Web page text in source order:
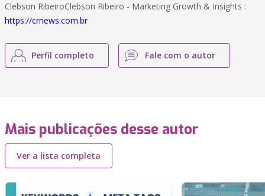
Clebson RibeiroClebson Ribeiro - Marketing Growth & Insights :
https://crnews.com.br
Perfil completo Fale com o autor
Mais publicações desse autor
Ver a lista completa